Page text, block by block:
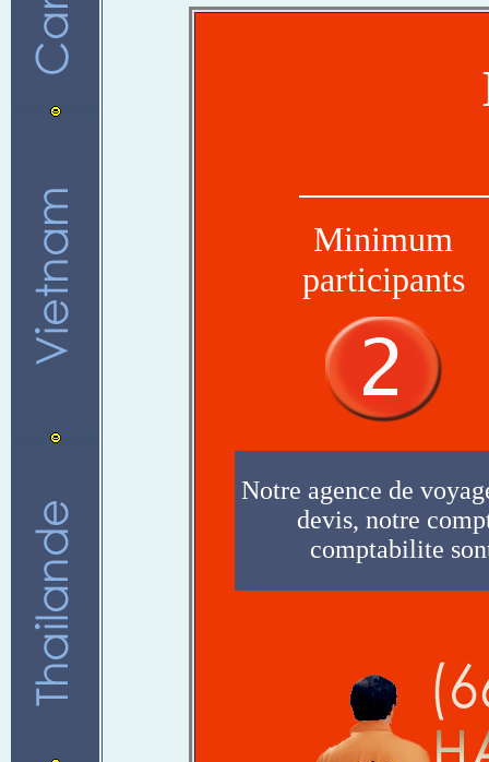
Minimum
participants
Notre agence de
devis, notre
comptabilite